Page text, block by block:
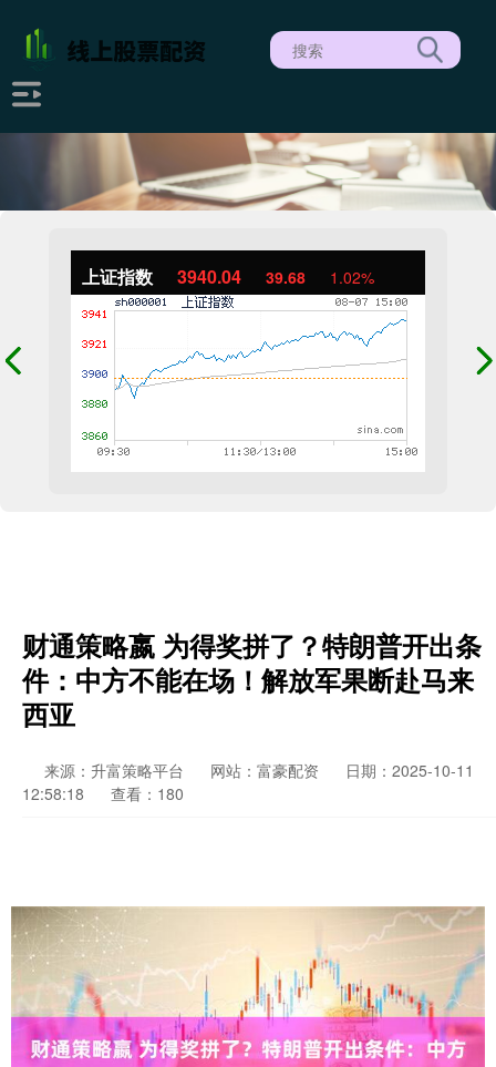
上证指数 3940.04 39.68 1.02%
财通策略嬴 为得奖拼了？特朗普开出条
件：中方不能在场！解放军果断赴马来
西亚
来源：升富策略平台 网站：富豪配资
日期：2025-10-11
12:58:18
查看：180